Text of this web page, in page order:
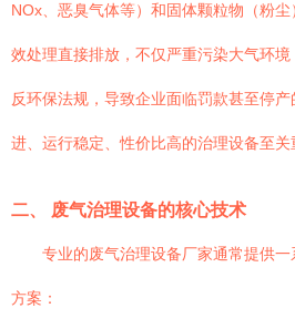
NOx、恶臭气体等）和固体颗粒物（粉
效处理直接排放，不仅严重污染大气环
反环保法规，导致企业面临罚款甚至停
进、运行稳定、性价比高的治理设备至关
二、 废气治理设备的核心技术
专业的废气治理设备厂家通常提供
方案：